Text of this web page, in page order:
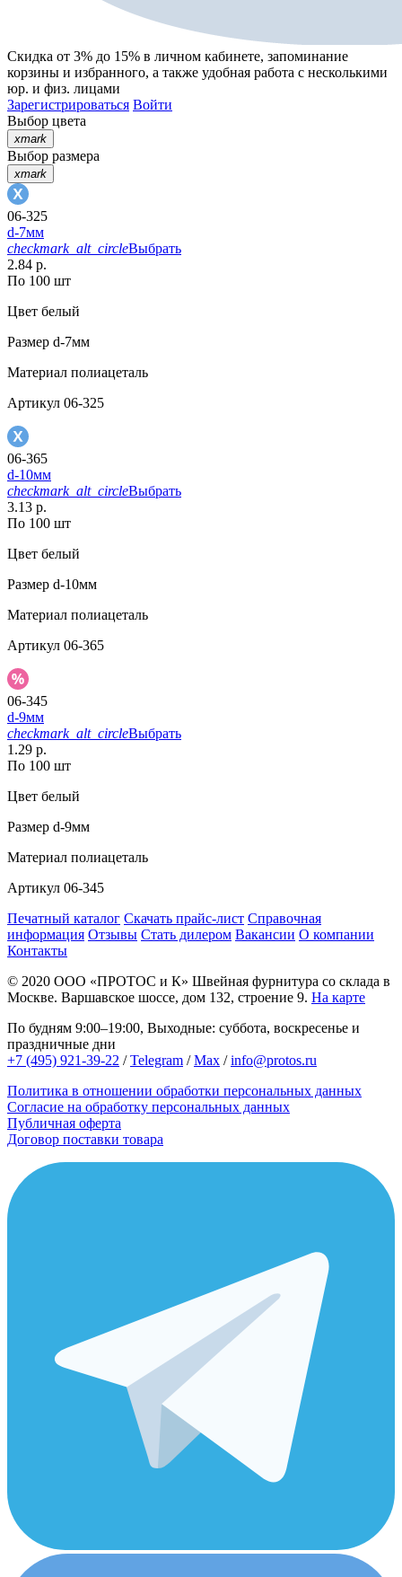
Скидка от 3% до 15% в личном кабинете, запоминание
корзины и избранного, а также удобная работа с несколькими
юр. и физ. лицами
Зарегистрироваться Войти
Выбор цвета
xmark
Выбор размера
xmark
06-325
d-7мм
checkmark_alt_circleВыбрать
2.84 р.
По 100 шт
Цвет белый
Размер d-7мм
Материал полиацеталь
Артикул 06-325
06-365
d-10мм
checkmark_alt_circleВыбрать
3.13 р.
По 100 шт
Цвет белый
Размер d-10мм
Материал полиацеталь
Артикул 06-365
06-345
d-9мм
checkmark_alt_circleВыбрать
1.29 р.
По 100 шт
Цвет белый
Размер d-9мм
Материал полиацеталь
Артикул 06-345
Печатный каталог Скачать прайс-лист Справочная
информация Отзывы Стать дилером Вакансии О компании
Контакты
© 2020 ООО «ПРОТОС и К» Швейная фурнитура со склада в
Москве. Варшавское шоссе, дом 132, строение 9. На карте
По будням 9:00–19:00, Выходные: суббота, воскресенье и
праздничные дни
+7 (495) 921-39-22 /Telegram /Max /info@protos.ru
Политика в отношении обработки персональных данных
Согласие на обработку персональных данных
Публичная оферта
Договор поставки товара